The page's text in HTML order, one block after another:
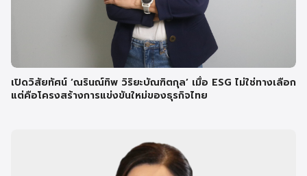
เปิดวิสัยทัศน์ ‘ณรินณ์ทิพ วิริยะบัณฑิตกุล’ เมื่อ ESG ไม่ใช่ทางเลือก
แต่คือโครงสร้างการแข่งขันใหม่ของธุรกิจไทย